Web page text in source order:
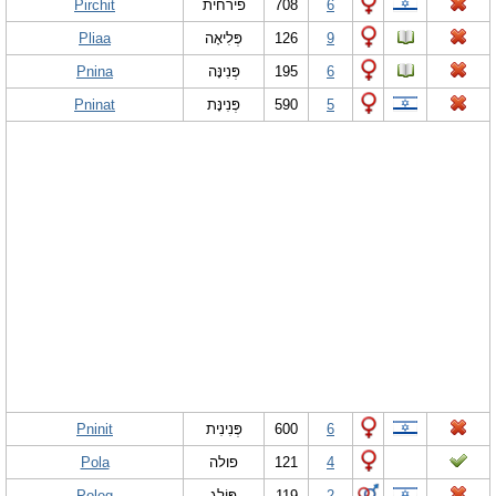
Pirchit פירחית 708
6
Pliaa
פְּלִיאָה 126
9
Pnina
פְּנִינָּה 195
6
Pninat
פְּנִינָּת 590 5
Pninit פְּנִינִית 600
6
Pola
פולה 121
4